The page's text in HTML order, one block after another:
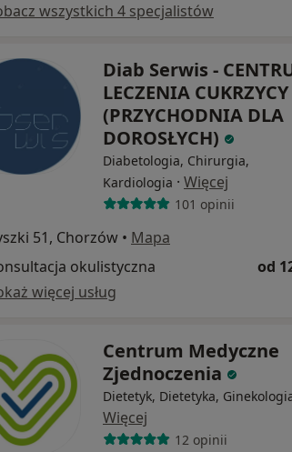
wszystkich 4 specjalistów
Diab Serwis -
LECZENIA CUKRZYCY
(PRZYCHODNIA DLA
DOROSŁYCH)
Diabetologia, Chirurgia,
Kardiologia · Więcej
101 opinii
51, Chorzów • Mapa
okulistyczna
od
więcej usług
Centrum Medyczne
Zjednoczenia
Dietetyk, Dietetyka,
Więcej
12 opinii